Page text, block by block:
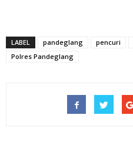
LABEL pandeglang pencuri
Polres Pandeglang